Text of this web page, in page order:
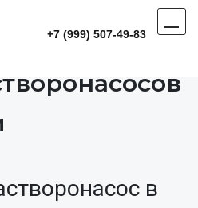
+7 (999) 507-49-83
в